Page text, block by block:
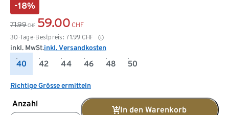
-18%
71.99 CHF 59.00 CHF
30-Tage-Bestpreis: 71.99 CHF
inkl. MwSt.inkl. Versandkosten
40 42 44 46 48 50
Richtige Grösse ermitteln
Anzahl
In den Warenkorb